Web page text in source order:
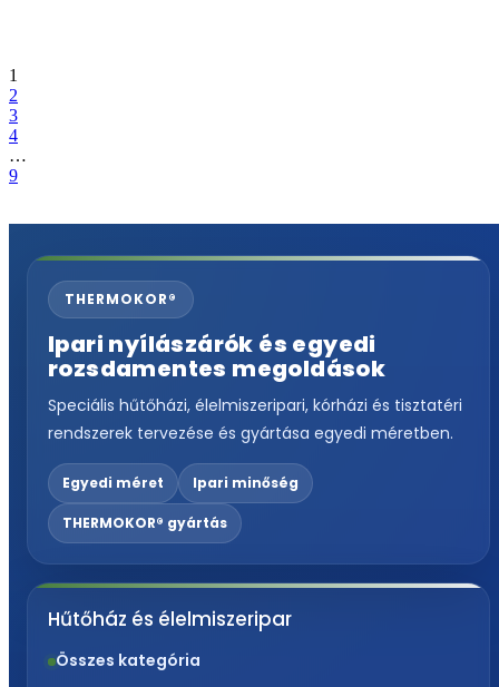
1
2
3
4
…
9
page
THERMOKOR®
Ipari nyílászárók és egyedi
rozsdamentes megoldások
Speciális hűtőházi, élelmiszeripari, kórházi és tisztatéri
rendszerek tervezése és gyártása egyedi méretben.
Egyedi méret Ipari minőség
THERMOKOR® gyártás
Hűtőház és élelmiszeripar
Összes kategória